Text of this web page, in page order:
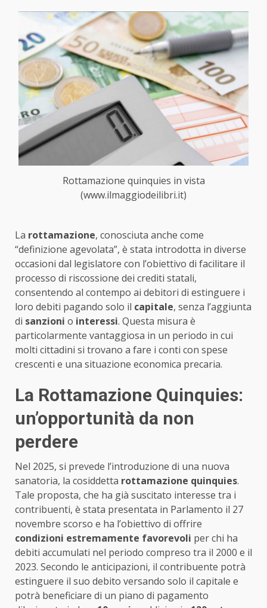
Rottamazione quinquies in vista
(www.ilmaggiodeilibri.it)
La rottamazione, conosciuta anche come
“definizione agevolata”, è stata introdotta in diverse
occasioni dal legislatore con l’obiettivo di facilitare il
processo di riscossione dei crediti statali,
consentendo al contempo ai debitori di estinguere i
loro debiti pagando solo il capitale, senza l’aggiunta
di sanzioni o interessi. Questa misura è
particolarmente vantaggiosa in un periodo in cui
molti cittadini si trovano a fare i conti con spese
crescenti e una situazione economica precaria.
La Rottamazione Quinquies:
un’opportunità da non
perdere
Nel 2025, si prevede l’introduzione di una nuova
sanatoria, la cosiddetta rottamazione quinquies.
Tale proposta, che ha già suscitato interesse tra i
contribuenti, è stata presentata in Parlamento il 27
novembre scorso e ha l’obiettivo di offrire
condizioni estremamente favorevoli per chi ha
debiti accumulati nel periodo compreso tra il 2000 e il
2023. Secondo le anticipazioni, il contribuente potrà
estinguere il suo debito versando solo il capitale e
potrà beneficiare di un piano di pagamento